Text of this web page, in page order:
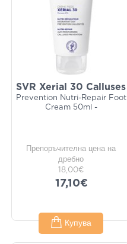
SVR Xerial 30 Calluses
Prevention Nutri-Repair Foot
Cream 50ml -
Препоръчителна цена на
дребно
18,00€
17,10€
Купува